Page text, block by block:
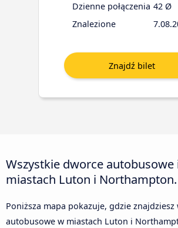
Dzienne połączenia 42 Ø
Znalezione
Wszystkie dworce
miastach Luton i Northampton.
Poniższa mapa pokazuje, gdzie
autobusowe w miastach Luton i